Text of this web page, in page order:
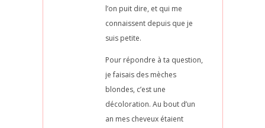
l’on puit dire, et qui me
connaissent depuis que je
suis petite.
Pour répondre à ta question,
je faisais des mèches
blondes, c’est une
décoloration. Au bout d’un
an mes cheveux étaient